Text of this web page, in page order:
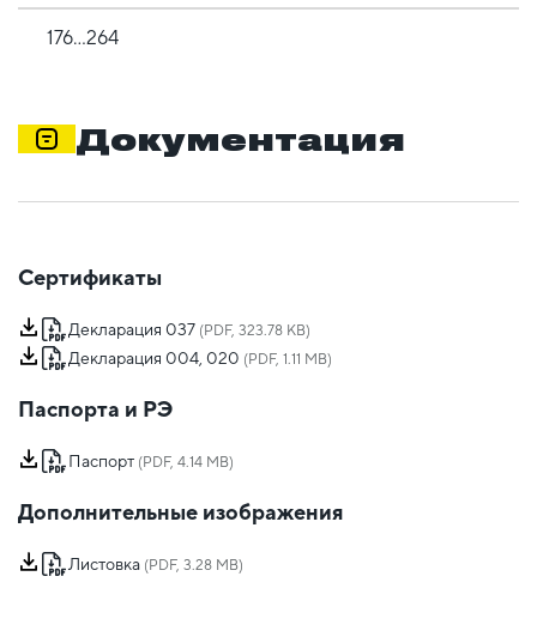
176...264
Документация
Сертификаты
Декларация 037 (PDF, 323.78 KB)
Декларация 004, 020 (PDF, 1.11 MB)
Паспорта и РЭ
Паспорт (PDF, 4.14 MB)
Дополнительные изображения
Листовка (PDF, 3.28 MB)